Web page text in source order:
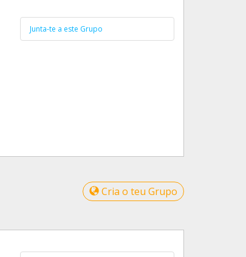
Junta-te a este Grupo
Cria o teu Grupo